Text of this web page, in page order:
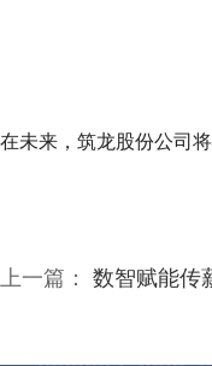
在未来，筑龙股份公司
上一篇： 数智赋能传薪火，互学共